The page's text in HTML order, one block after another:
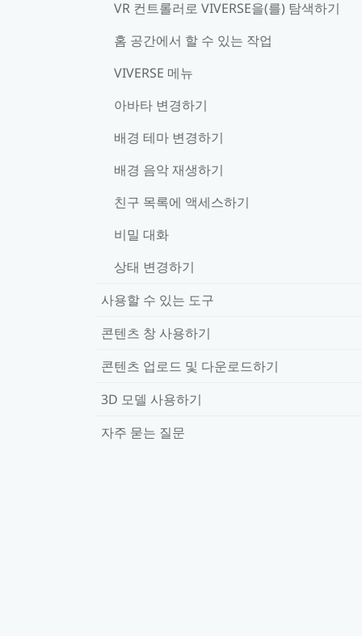
VR 컨트롤러로 VIVERSE을(를) 탐색하기
홈 공간에서 할 수 있는 작업
VIVERSE 메뉴
아바타 변경하기
배경 테마 변경하기
배경 음악 재생하기
친구 목록에 액세스하기
비밀 대화
상태 변경하기
사용할 수 있는 도구
콘텐츠 창 사용하기
콘텐츠 업로드 및 다운로드하기
3D 모델 사용하기
자주 묻는 질문